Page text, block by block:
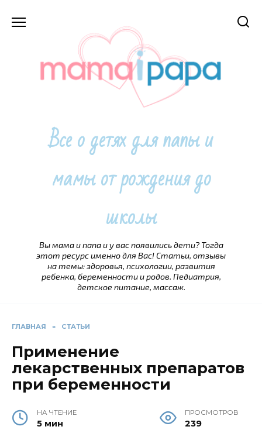
Все о детях для папы и
мамы от рождения до
школы
Вы мама и папа и у вас появились дети? Тогда
этот ресурс именно для Вас! Статьи, отзывы
на темы: здоровья, психологии, развития
ребенка, беременности и родов. Педиатрия,
детское питание, массаж.
ГЛАВНАЯ » СТАТЬИ
Применение
лекарственных препаратов
при беременности
НА ЧТЕНИЕ
5 мин
ПРОСМОТРОВ
239